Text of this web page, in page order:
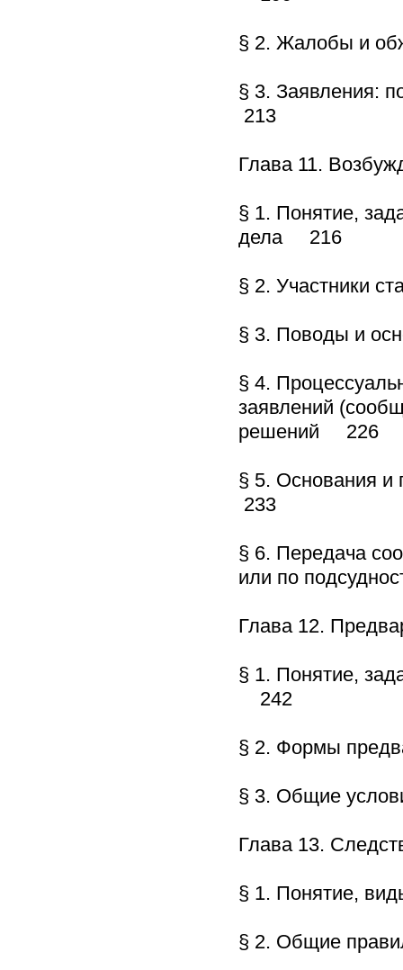
§ 2. Жалобы и
§ 3. Заявления:
213
Глава 11.
§ 1. Понятие,
дела 216
§ 2. Участники
§ 3. Поводы и
§ 4.
заявлений
решений 226
§ 5. Основания и
233
§ 6. Передача
или по
Глава 12.
§ 1. Понятие,
242
§ 2. Формы
§ 3. Общие
Глава 13.
§ 1. Понятие,
§ 2. Общие